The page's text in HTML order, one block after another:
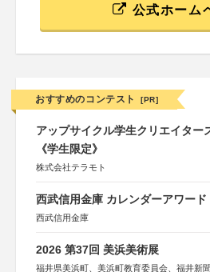
公式ホーム
おすすめのコンテスト [PR]
アップサイクル学生クリエイター
《学生限定》
株式会社テラモト
西武信用金庫 カレンダーアワード
西武信用金庫
2026 第37回 美浜美術展
福井県美浜町、美浜町教育委員会、福井新